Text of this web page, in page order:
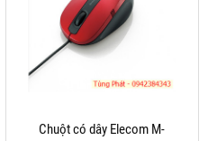
Chuột có dây Elecom M-